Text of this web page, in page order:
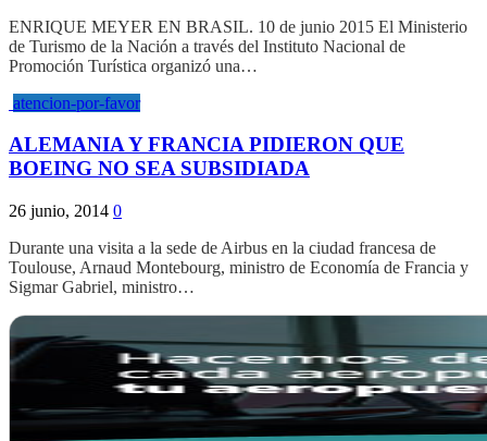
ENRIQUE MEYER EN BRASIL. 10 de junio 2015 El Ministerio
de Turismo de la Nación a través del Instituto Nacional de
Promoción Turística organizó una…
atencion-por-favor
ALEMANIA Y FRANCIA PIDIERON QUE
BOEING NO SEA SUBSIDIADA
26 junio, 2014 0
Durante una visita a la sede de Airbus en la ciudad francesa de
Toulouse, Arnaud Montebourg, ministro de Economía de Francia y
Sigmar Gabriel, ministro…